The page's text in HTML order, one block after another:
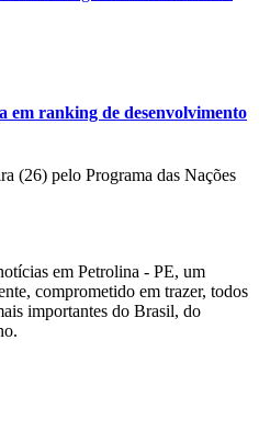
em ranking de desenvolvimento
(26) pelo Programa das Nações
em Petrolina - PE, um
comprometido em trazer, todos
importantes do Brasil, do